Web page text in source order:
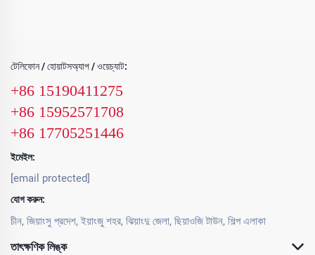
টেলিফোন / হোয়াটসঅ্যাপ / ওয়েচ্যাট:
+86 15190411275
+86 15952571708
+86 17705251446
ইমেইল:
[email protected]
যোগ করুন:
চীন, জিয়াংসু প্রদেশ, ইয়াংজু শহর, ঝিয়াংদু জেলা, ছিয়াওজি টাউন, শিল্প এলাকা
তাৎক্ষণিক লিঙ্ক